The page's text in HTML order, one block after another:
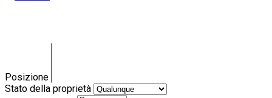
Posizione
Stato della proprietà